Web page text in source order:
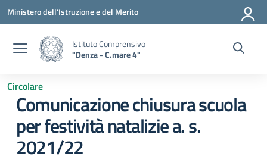
Vai ai contenuti
Vai al menu di navigazione
Vai al footer
Ministero dell'Istruzione e del Merito
Istituto Comprensivo
"Denza - C.mare 4"
Circolare
Comunicazione chiusura scuola
per festività natalizie a. s.
2021/22